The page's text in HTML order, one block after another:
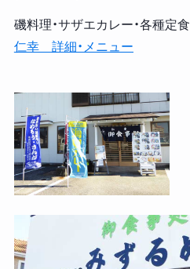
磯料理・サザエカレー・各種定食
仁幸 詳細・メニュー